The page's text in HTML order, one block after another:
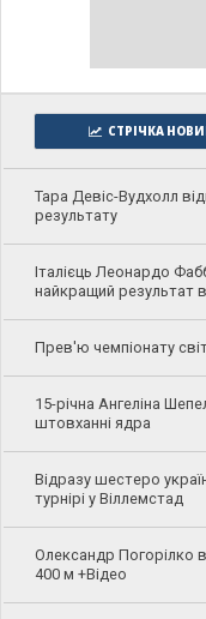
СТРІЧКА
Тара Девіс-Вудхолл
результату
Італієць Леонардо
найкращий результат
Прев'ю чемпіонату
15-річна Ангеліна
штовханні ядра
Відразу шестеро
турнірі у Віллемстад
Олександр Погорілко
400 м +Відео